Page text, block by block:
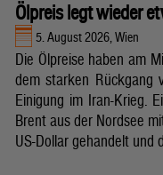
Ölpreis legt wieder
5. August 2026, Wien
Die Ölpreise haben am
dem starken Rückgang
Einigung im Iran-Krieg.
Brent aus der Nordsee
US-Dollar gehandelt und